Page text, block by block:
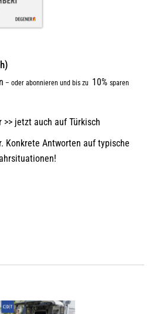
– oder abonnieren und bis zu 10% sparen
jetzt auch auf Türkisch
Konkrete Antworten auf typische